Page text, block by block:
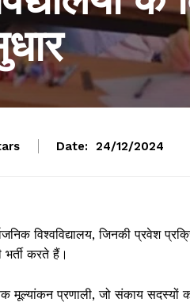
Date: 24/12/2024
विश्वविद्यालय, जिनकी प्रवेश
करते हैं।
मूल्यांकन प्रणाली, जो संकाय सदस्यों